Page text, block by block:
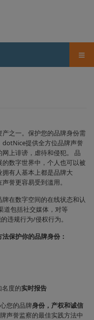
≡
之一。保护您的品牌身份需
dotNice提供全方位品牌声誉
上诽谤，虐待和侵犯。 品
数字世界中，个人也可以被
有人基本上都是品牌大
誉更容易受到滥用。
牌在数字空间的在线状态和认
道包括社交媒体，对等
违规行为/侵权行为。
保护你的品牌身份：
名度的实时报告
您的品牌身份，产权和诚信
声誉监察的最佳实践方法中